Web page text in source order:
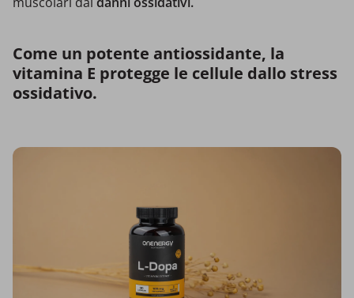
Come un potente antiossidante, la
vitamina E protegge le cellule dallo stress
ossidativo.